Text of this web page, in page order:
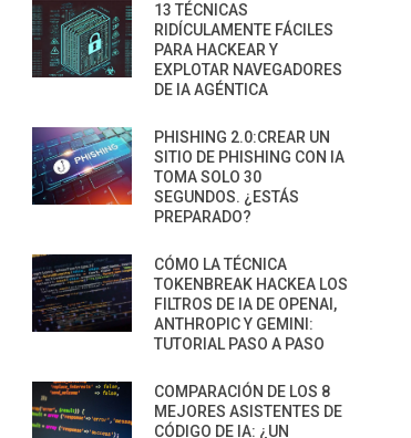
13 TÉCNICAS
RIDÍCULAMENTE FÁCILES
PARA HACKEAR Y
EXPLOTAR NAVEGADORES
DE IA AGÉNTICA
PHISHING 2.0:CREAR UN
SITIO DE PHISHING CON IA
TOMA SOLO 30
SEGUNDOS. ¿ESTÁS
PREPARADO?
CÓMO LA TÉCNICA
TOKENBREAK HACKEA LOS
FILTROS DE IA DE OPENAI,
ANTHROPIC Y GEMINI:
TUTORIAL PASO A PASO
COMPARACIÓN DE LOS 8
MEJORES ASISTENTES DE
CÓDIGO DE IA: ¿UN